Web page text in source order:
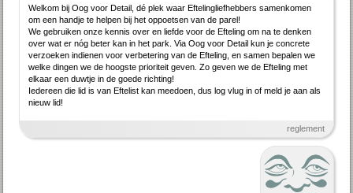
Welkom bij Oog voor Detail, dé plek waar Efteling­lief­hebbers samenkomen
om een handje te helpen bij het oppoetsen van de parel!
We gebruiken onze kennis over en liefde voor de Efteling om na te denken
over wat er nóg beter kan in het park. Via Oog voor Detail kun je concrete
verzoeken indienen voor verbe­tering van de Efteling, en samen bepalen we
welke dingen we de hoogste priori­teit geven. Zo geven we de Efteling met
elkaar een duwtje in de goede richting!
Iedereen die lid is van Eftelist kan meedoen, dus log vlug in of meld je aan als
nieuw lid!
reglement